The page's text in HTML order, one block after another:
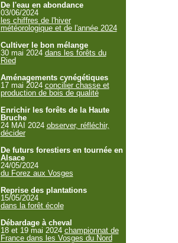
De l'eau en abondance
03/06/2024
les chiffres de l'hiver
météorologique et de l'année 2024
Cultiver le bon mélange
30 mai 2024 dans les forêts du
Ried
Aménagements cynégétiques
17 mai 2024 concilier chasse et
production de bois de qualité
Enrichir les forêts de la Haute
Bruche
24 MAI 2024 observer, réfléchir,
décider
De futurs forestiers en tournée en
Alsace
24/05/2024
du Forez aux Vosges
Reprise des plantations
15/05/2024
dans la forêt école
Débardage à cheval
18 et 19 mai 2024 championnat de
France dans les Vosges du Nord